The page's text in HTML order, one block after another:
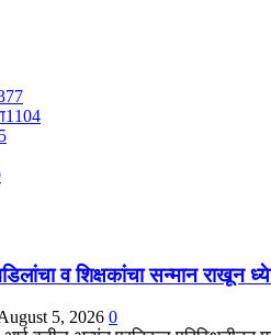
1104
वडिलांचा व शिक्षकांचा सन्मान
5, 2026 0